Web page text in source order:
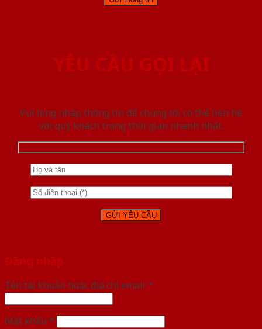
YÊU CẦU GỌI LẠI
Vui lòng nhập thông tin để chúng tôi có thể liên hệ
với quý khách trong thời gian nhanh nhất.
Đăng nhập
Tên tài khoản hoặc địa chỉ email *
Mật khẩu *